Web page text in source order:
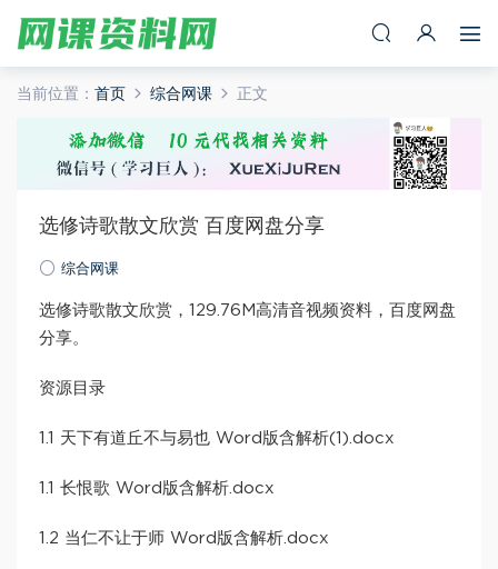
当前位置： 首页 综合网课 正文
选修诗歌散文欣赏 百度网盘分享
综合网课
选修诗歌散文欣赏，129.76M高清音视频资料，百度网盘
分享。
资源目录
1.1 天下有道丘不与易也 Word版含解析(1).docx
1.1 长恨歌 Word版含解析.docx
1.2 当仁不让于师 Word版含解析.docx